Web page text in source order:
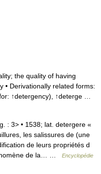
the quality of having
• Derivationally related forms:
↑detergency), ↑deterge …
: 3> • 1538; lat. detergere «
les salissures de (une
de leurs propriétés d
de la… …
Encyclopédie